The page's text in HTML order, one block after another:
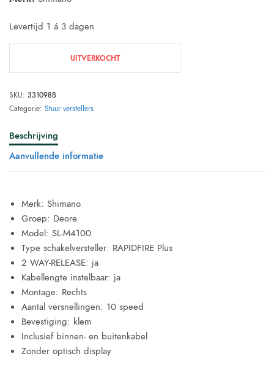
Levertijd 1 á 3 dagen
UITVERKOCHT
SKU: 331098B
Categorie: Stuur verstellers
Beschrijving
Aanvullende informatie
Merk: Shimano
Groep: Deore
Model: SL-M4100
Type schakelversteller: RAPIDFIRE Plus
2 WAY-RELEASE: ja
Kabellengte instelbaar: ja
Montage: Rechts
Aantal versnellingen: 10 speed
Bevestiging: klem
Inclusief binnen- en buitenkabel
Zonder optisch display